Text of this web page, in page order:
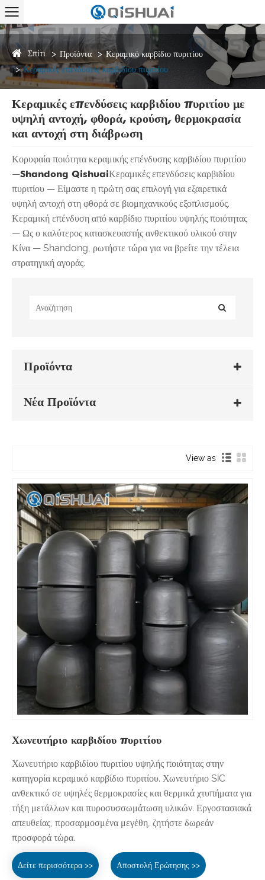
Σπίτι Προϊόντα
Κεραμικό καρβίδιο πυριτίου
Κεραμικές επενδύσεις καρβιδίου πυριτίου
Κεραμικές επενδύσεις καρβιδίου πυριτίου με
υψηλή αντοχή, φθορά, κρούση, θερμοκρασία
και αντοχή στη διάβρωση
Κορυφαία ποιότητα κεραμικής επένδυσης καρβιδίου πυριτίου
—Shandong QishuaiΚεραμικές επενδύσεις καρβιδίου
πυριτίου — Είμαστε η πρώτη σας επιλογή για εξαιρετικά
υψηλή αντοχή στη φθορά σε βιομηχανικούς εξοπλισμούς.
Κεραμική επένδυση από καρβίδιο πυριτίου υψηλής ποιότητας
— Ως ο καλύτερος κατασκευαστής ανθεκτικού υλικού στην
Κίνα — Shandong, ρωτήστε τώρα για να βρείτε την τέλεια
στρατηγική αγοράς.
Προϊόντα
Νέα Προϊόντα
View as
Χωνευτήριο καρβιδίου πυριτίου
Χωνευτήριο καρβιδίου πυριτίου υψηλής ποιότητας στην
κατηγορία κεραμικό καρβίδιο πυριτίου. Χωνευτήριο SiC
ανθεκτικό σε υψηλές θερμοκρασίες και θερμικά χτυπήματα για
τήξη μετάλλων και πυροσυσσωμάτωση υλικών. Εργοστασιακά
απευθείας, προσαρμοσμένα μεγέθη, ζητήστε δωρεάν
προσφορά τώρα.
Δείτε περισσότερα >> Αποστολή Ερώτησης >>